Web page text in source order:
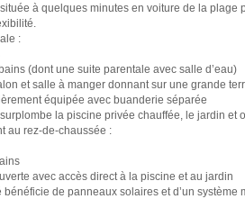
à quelques minutes en voiture de la plage
:
(dont une suite parentale avec salle d’eau)
et salle à manger donnant sur une grande
équipée avec buanderie séparée
la piscine privée chauffée, le jardin et
au rez-de-chaussée :
avec accès direct à la piscine et au jardin
bénéficie de panneaux solaires et d’un